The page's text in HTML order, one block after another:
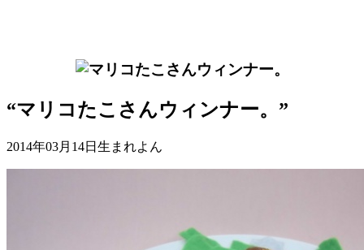
“マリコたこさんウィンナー。”
2014年03月14日生まれよん